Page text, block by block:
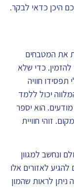
היכן כדאי לבקר.
את המטבחים
כדי שלא
חוויה
יכול ללמד
הוא יספר
זוהי חוויית
ונחשב למגוון
להגיע לאזורים אלו
ניתן לראות שהמון